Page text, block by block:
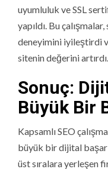
uyumluluk ve SSL
yapıldı. Bu
deneyimini iyileştirdi
sitenin değerini artırdı.
Sonuç:
Büyük Bir
Kapsamlı SEO
büyük bir dijital
üst sıralara yerleşen